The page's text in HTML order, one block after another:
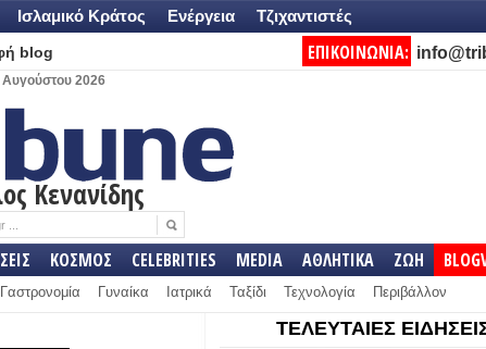
Ισλαμικό Κράτος Ενέργεια Τζιχαντιστές
blog ΕΠΙΚΟΙΝΩΝΙΑ:
Αυγούστου 2026
Κενανίδης
ΚΟΣΜΟΣ CELEBRITIES MEDIA ΑΘΛΗΤΙΚΑ ΖΩΗ
Γαστρονομία Γυναίκα Ιατρικά Ταξίδι Τεχνολογία Περιβάλλον
ΤΕΛΕΥΤΑΙΕΣ